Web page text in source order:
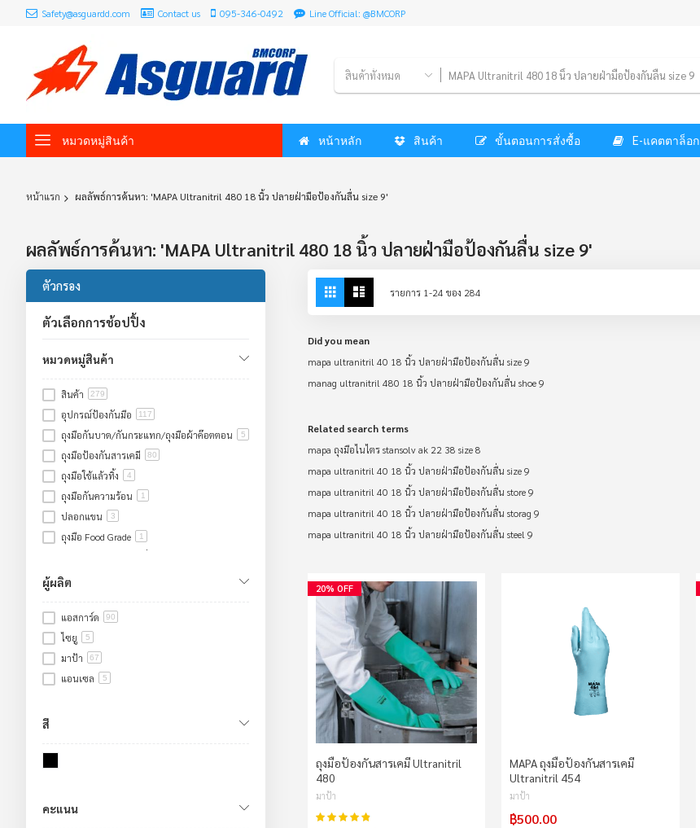
Safety@asguardd.com Contact us 095-346-0492 Line Official: @BMCORP
สินค้าทั้งหมด
หมวดหมู่สินค้า หน้าหลัก สินค้า ขั้นตอนการสั่งซื้อ E-แคตตาล็อก
หน้าแรก ผลลัพธ์การค้นหา: 'MAPA Ultranitril 480 18 นิ้ว ปลายฝ่ามือป้องกันลื่น size 9'
ผลลัพธ์การค้นหา: 'MAPA Ultranitril 480 18 นิ้ว ปลายฝ่ามือป้องกันลื่น size 9'
View
as
Grid รายการ 1-24 ของ 284
Did you mean
mapa ultranitril 40 18 นิ้ว ปลายฝ่ามือป้องกันลื่น size 9
manag ultranitril 480 18 นิ้ว ปลายฝ่ามือป้องกันลื่น shoe 9
Related search terms
mapa ถุงมือไนไตร stansolv ak 22 38 size 8
mapa ultranitril 40 18 นิ้ว ปลายฝ่ามือป้องกันลื่น size 9
mapa ultranitril 40 18 นิ้ว ปลายฝ่ามือป้องกันลื่น store 9
mapa ultranitril 40 18 นิ้ว ปลายฝ่ามือป้องกันลื่น storag 9
mapa ultranitril 40 18 นิ้ว ปลายฝ่ามือป้องกันลื่น steel 9
20% OFF
ถุงมือป้องกันสารเคมี Ultranitril
480
มาป้า
คะแนน:
MAPA ถุงมือป้องกันสารเคมี
Ultranitril 454
มาป้า
฿500.00
ตัวกรอง
ตัวเลือกการช้อปปิ้ง
หมวดหมู่สินค้า
สินค้า 279
อุปกรณ์ป้องกันมือ 117
ถุงมือกันบาด/กันกระแทก/ถุงมือผ้าค๊อตตอน 5
ถุงมือป้องกันสารเคมี 80
ถุงมือใช้แล้วทิ้ง 4
ถุงมือกันความร้อน 1
ปลอกแขน 3
ถุงมือ Food Grade 1
ถุงมือกันไฟฟ้า
รองเท้าเซฟตี้
รองเท้าบูทยางหัวเหล็ก
อุปกรณ์คลีนรูม
อุปกรณ์ป้องกันศีรษะ/ใบหน้า/หู
ผู้ผลิต
แอสการ์ด 90
ไซยู 5
มาป้า 67
แอนเซล 5
สี
คะแนน